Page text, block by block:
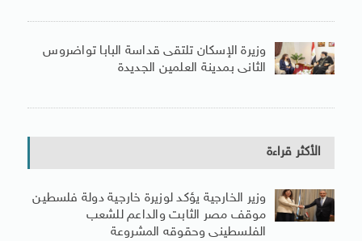
وزيرة الإسكان تلتقى قداسة البابا تواضروس
الثانى بمدينة العلمين الجديدة
الأكثر قراءة
وزير الخارجية يؤكد لوزيرة خارجية دولة فلسطين
موقف مصر الثابت والداعم للشعب
الفلسطينى وحقوقه المشروعة